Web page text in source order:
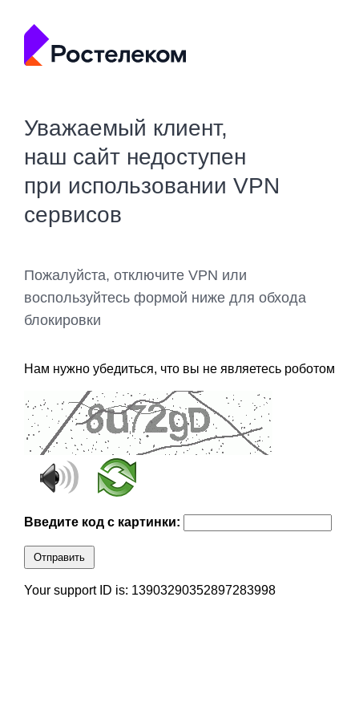
Уважаемый клиент,
наш сайт недоступен
при использовании VPN
сервисов
Пожалуйста, отключите VPN или
воспользуйтесь формой ниже для обхода
блокировки
Нам нужно убедиться, что вы не являетесь роботом
Введите код с картинки:
Отправить
Your support ID is: 13903290352897283998